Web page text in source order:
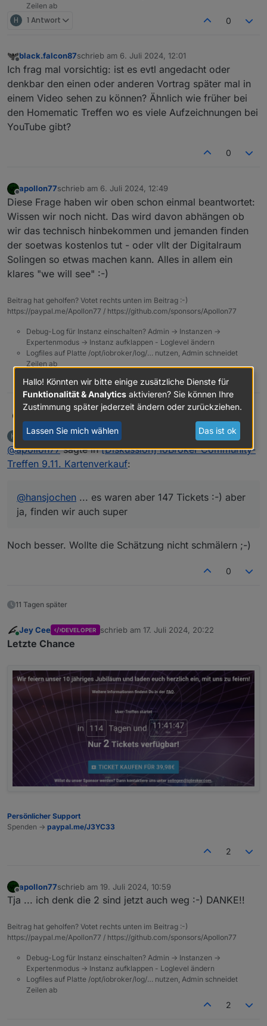
Zeilen ab
H 1 Antwort 0
Offline
black.falcon87schrieb am 6. Juli 2024, 12:01
zuletzt editiert von
Ich frag mal vorsichtig: ist es evtl angedacht oder
denkbar den einen oder anderen Vortrag später mal in
einem Video sehen zu können? Ähnlich wie früher bei
den Homematic Treffen wo es viele Aufzeichnungen bei
YouTube gibt?
0
Offline
apollon77schrieb am 6. Juli 2024, 12:49
zuletzt editiert von
Diese Frage haben wir oben schon einmal beantwortet:
Wissen wir noch nicht. Das wird davon abhängen ob
wir das technisch hinbekommen und jemanden finden
der soetwas kostenlos tut - oder vllt der Digitalraum
Solingen so etwas machen kann. Alles in allem ein
klares "we will see" :-)
Beitrag hat geholfen? Votet rechts unten im Beitrag :-)
https://paypal.me/Apollon77 / https://github.com/sponsors/Apollon77
Debug-Log für Instanz einschalten? Admin -> Instanzen ->
Expertenmodus -> Instanz aufklappen - Loglevel ändern
Logfiles auf Platte /opt/iobroker/log/… nutzen, Admin schneidet
Zeilen ab
1
ja, finden wir auch super
H HansJochenschrieb am6. Juli 2024, 14:17
zuletzt editiert von
@apollon77sagte in[Diskussion] ioBroker Community-
Treffen 9.11. Kartenverkauf:
@hansjochen ... es waren aber 147 Tickets :-) aber
ja, finden wir auch super
Noch besser. Wollte die Schätzung nicht schmälern ;-)
0
11 Tagen später
Online
Jey Cee DEVELOPER schrieb am 17. Juli 2024, 20:22
zuletzt editiert von
Letzte Chance
Persönlicher Support
Spenden -> paypal.me/J3YC33
2
Offline
apollon77schrieb am 19. Juli 2024, 10:59
zuletzt editiert von
Tja ... ich denk die 2 sind jetzt auch weg :-) DANKE!!
Beitrag hat geholfen? Votet rechts unten im Beitrag :-)
https://paypal.me/Apollon77 / https://github.com/sponsors/Apollon77
Debug-Log für Instanz einschalten? Admin -> Instanzen ->
Expertenmodus -> Instanz aufklappen - Loglevel ändern
Logfiles auf Platte /opt/iobroker/log/… nutzen, Admin schneidet
Zeilen ab
2
Hallo! Könnten wir bitte einige zusätzliche Dienste für
Funktionalität & Analytics aktivieren? Sie können Ihre
Zustimmung später jederzeit ändern oder zurückziehen.
Lassen Sie mich wählen Das ist ok